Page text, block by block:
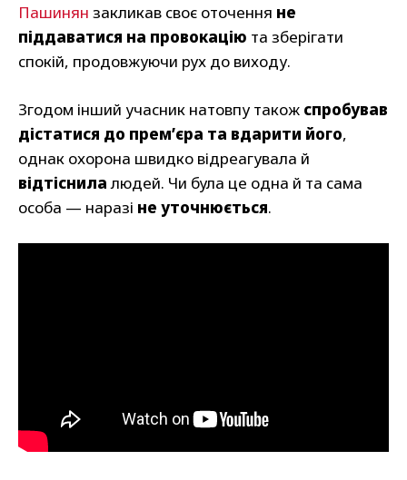
Пашинян закликав своє оточення не
піддаватися на провокацію та зберігати
спокій, продовжуючи рух до виходу.
Згодом інший учасник натовпу також спробував
дістатися до прем’єра та вдарити його,
однак охорона швидко відреагувала й
відтіснилалюдей. Чи була це одна й та сама
особа — наразі не уточнюється.